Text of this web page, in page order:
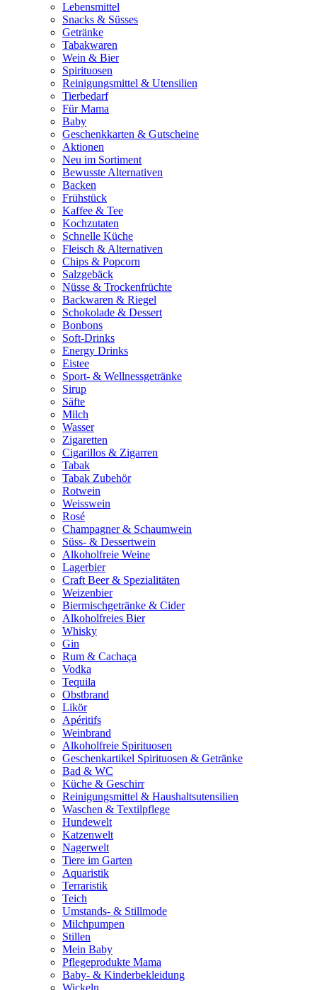
Lebensmittel
Snacks & Süsses
Getränke
Tabakwaren
Wein & Bier
Spirituosen
Reinigungsmittel & Utensilien
Tierbedarf
Für Mama
Baby
Geschenkkarten & Gutscheine
Aktionen
Neu im Sortiment
Bewusste Alternativen
Backen
Frühstück
Kaffee & Tee
Kochzutaten
Schnelle Küche
Fleisch & Alternativen
Chips & Popcorn
Salzgebäck
Nüsse & Trockenfrüchte
Backwaren & Riegel
Schokolade & Dessert
Bonbons
Soft-Drinks
Energy Drinks
Eistee
Sport- & Wellnessgetränke
Sirup
Säfte
Milch
Wasser
Zigaretten
Cigarillos & Zigarren
Tabak
Tabak Zubehör
Rotwein
Weisswein
Rosé
Champagner & Schaumwein
Süss- & Dessertwein
Alkoholfreie Weine
Lagerbier
Craft Beer & Spezialitäten
Weizenbier
Biermischgetränke & Cider
Alkoholfreies Bier
Whisky
Gin
Rum & Cachaça
Vodka
Tequila
Obstbrand
Likör
Apéritifs
Weinbrand
Alkoholfreie Spirituosen
Geschenkartikel Spirituosen & Getränke
Bad & WC
Küche & Geschirr
Reinigungsmittel & Haushaltsutensilien
Waschen & Textilpflege
Hundewelt
Katzenwelt
Nagerwelt
Tiere im Garten
Aquaristik
Terraristik
Teich
Umstands- & Stillmode
Milchpumpen
Stillen
Mein Baby
Pflegeprodukte Mama
Baby- & Kinderbekleidung
Wickeln